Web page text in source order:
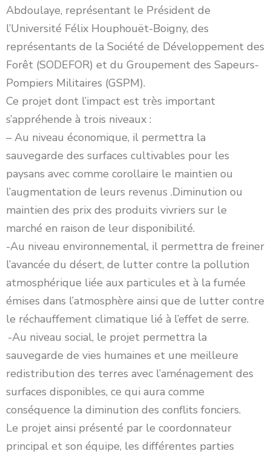
Abdoulaye, représentant le Président de
l’Université Félix Houphouët-Boigny, des
représentants de la Société de Développement des
Forêt (SODEFOR) et du Groupement des Sapeurs-
Pompiers Militaires (GSPM).
Ce projet dont l’impact est très important
s’appréhende à trois niveaux :
– Au niveau économique, il permettra la
sauvegarde des surfaces cultivables pour les
paysans avec comme corollaire le maintien ou
l’augmentation de leurs revenus .Diminution ou
maintien des prix des produits vivriers sur le
marché en raison de leur disponibilité.
-Au niveau environnemental, il permettra de freiner
l’avancée du désert, de lutter contre la pollution
atmosphérique liée aux particules et à la fumée
émises dans l’atmosphère ainsi que de lutter contre
le réchauffement climatique lié à l’effet de serre.
-Au niveau social, le projet permettra la
sauvegarde de vies humaines et une meilleure
redistribution des terres avec l’aménagement des
surfaces disponibles, ce qui aura comme
conséquence la diminution des conflits fonciers.
Le projet ainsi présenté par le coordonnateur
principal et son équipe, les différentes parties